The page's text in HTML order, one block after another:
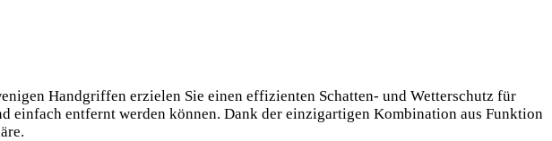
Handgriffen erzielen Sie einen effizienten Schatten- und Wetterschutz für
einfach entfernt werden können. Dank der einzigartigen Kombination aus Funktion